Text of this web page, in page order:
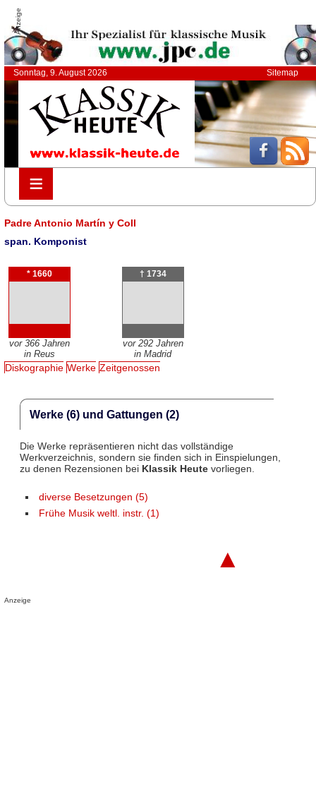
Anzeige
Sonntag, 9. August 2026 Sitemap
≡
≡
Padre Antonio Martín y Coll
span. Komponist
* 1660
vor 366 Jahren
in Reus
† 1734
vor 292 Jahren
in Madrid
Diskographie Werke Zeitgenossen
Werke (6) und Gattungen (2)
Die Werke repräsentieren nicht das vollständige
Werkverzeichnis, sondern sie finden sich in Einspielungen,
zu denen Rezensionen bei Klassik Heutevorliegen.
diverse Besetzungen (5)
Frühe Musik weltl. instr. (1)
▲
Anzeige